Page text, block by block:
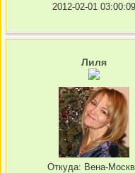
2012-02-01 03:00:09
Лиля
Откуда: Вена-